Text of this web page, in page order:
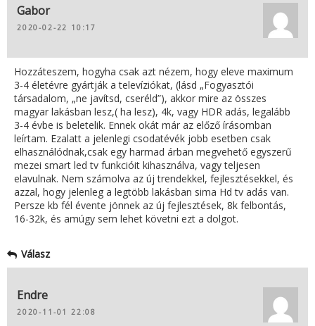
Gabor
2020-02-22 10:17
Hozzáteszem, hogyha csak azt nézem, hogy eleve maximum
3-4 életévre gyártják a televíziókat, (lásd „Fogyasztói
társadalom, „ne javítsd, cseréld”), akkor mire az összes
magyar lakásban lesz,( ha lesz), 4k, vagy HDR adás, legalább
3-4 évbe is beletelik. Ennek okát már az előző írásomban
leírtam. Ezalatt a jelenlegi csodatévék jobb esetben csak
elhasználódnak,csak egy harmad árban megvehető egyszerű
mezei smart led tv funkcióit kihasználva, vagy teljesen
elavulnak. Nem számolva az új trendekkel, fejlesztésekkel, és
azzal, hogy jelenleg a legtöbb lakásban sima Hd tv adás van.
Persze kb fél évente jönnek az új fejlesztések, 8k felbontás,
16-32k, és amúgy sem lehet követni ezt a dolgot.
Válasz
Endre
2020-11-01 22:08